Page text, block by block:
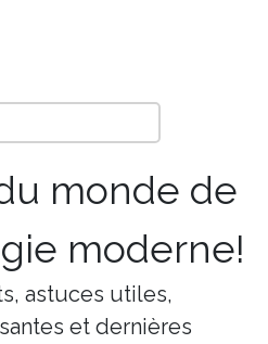
monde de
moderne!
astuces utiles,
et dernières